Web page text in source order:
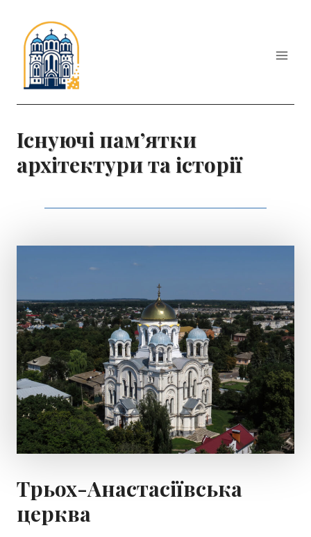
вмісту
Існуючі пам’ятки
архітектури та історії
Трьох-Анастасіївська
церква